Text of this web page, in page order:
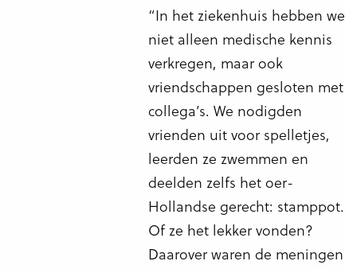
“In het ziekenhuis hebben we
niet alleen medische kennis
verkregen, maar ook
vriendschappen gesloten met
collega’s. We nodigden
vrienden uit voor spelletjes,
leerden ze zwemmen en
deelden zelfs het oer-
Hollandse gerecht: stamppot.
Of ze het lekker vonden?
Daarover waren de meningen